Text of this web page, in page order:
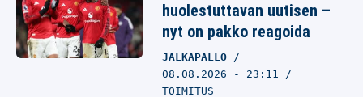
huolestuttavan uutisen –
nyt on pakko reagoida
JALKAPALLO
08.08.2026 - 23:11
TOIMITUS